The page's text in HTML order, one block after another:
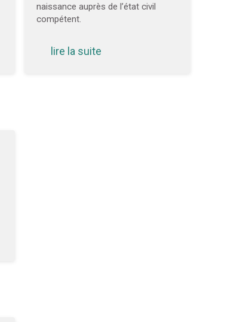
naissance auprès de l’état civil
compétent.
lire la suite